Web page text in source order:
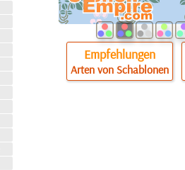
Empfehlungen
Arten von Schablonen